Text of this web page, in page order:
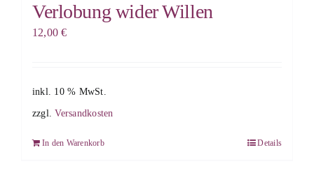
Verlobung wider Willen
12,00€
inkl. 10 % MwSt.
zzgl.Versandkosten
In den Warenkorb Details